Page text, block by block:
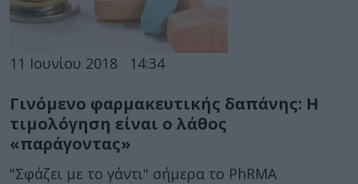
11 Ιουνίου 2018 14:34
Γινόμενο φαρμακευτικής δαπάνης: Η
τιμολόγηση είναι ο λάθος
«παράγοντας»
"Σφάζει με το γάντι" σήμερα το PhRMA